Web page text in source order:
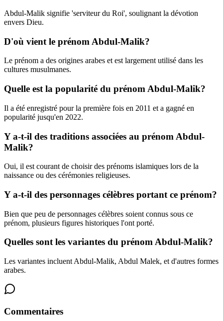
Abdul-Malik signifie 'serviteur du Roi', soulignant la dévotion
envers Dieu.
D'où vient le prénom Abdul-Malik?
Le prénom a des origines arabes et est largement utilisé dans les
cultures musulmanes.
Quelle est la popularité du prénom Abdul-Malik?
Il a été enregistré pour la première fois en 2011 et a gagné en
popularité jusqu'en 2022.
Y a-t-il des traditions associées au prénom Abdul-
Malik?
Oui, il est courant de choisir des prénoms islamiques lors de la
naissance ou des cérémonies religieuses.
Y a-t-il des personnages célèbres portant ce prénom?
Bien que peu de personnages célèbres soient connus sous ce
prénom, plusieurs figures historiques l'ont porté.
Quelles sont les variantes du prénom Abdul-Malik?
Les variantes incluent Abdul-Malik, Abdul Malek, et d'autres formes
arabes.
Commentaires